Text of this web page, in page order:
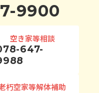
9900
空き家等相談
647-
朽空家等解体補助